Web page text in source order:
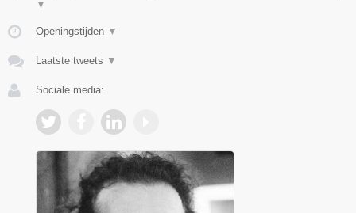
▼
Openingstijden ▼
Laatste tweets ▼
Sociale media: